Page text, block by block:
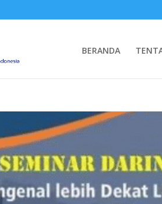
BERANDA